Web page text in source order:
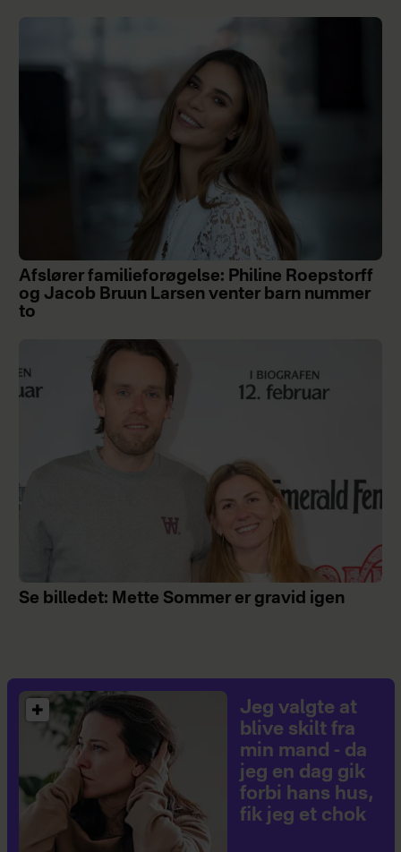
Afslører familieforøgelse: Philine Roepstorff
og Jacob Bruun Larsen venter barn nummer
to
Se billedet: Mette Sommer er gravid igen
Jeg valgte at
blive skilt fra
min mand - da
jeg en dag gik
forbi hans hus,
fik jeg et chok